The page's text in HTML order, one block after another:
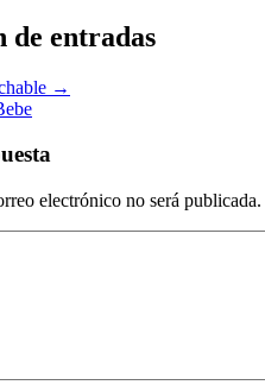
de entradas
→
electrónico no será publicada.